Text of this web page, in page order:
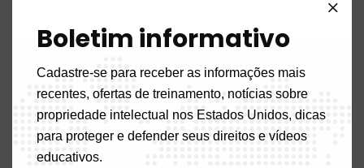
Boletim informativo
Cadastre-se para receber as informações mais
recentes, ofertas de treinamento, notícias sobre
propriedade intelectual nos Estados Unidos, dicas
para proteger e defender seus direitos e vídeos
educativos.